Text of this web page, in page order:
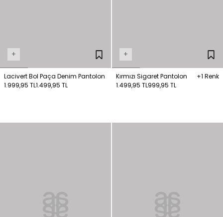
+
Lacivert Bol Paça Denim Pantolon
1.999,95 TL1.499,95 TL
+
Kırmızı Sigaret Pantolon
+1 Renk
1.499,95 TL999,95 TL